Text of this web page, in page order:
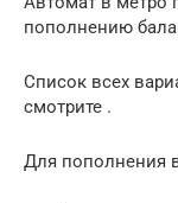
пополнению
Список всех
смотрите .
Для пополнения